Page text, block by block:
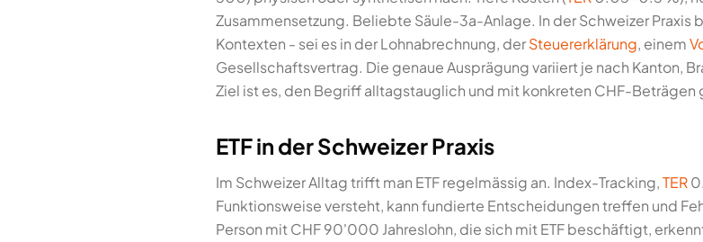
Zusammensetzung. Beliebte Säule-3a-Anlage. In der Schweizer Praxis
Kontexten - sei es in der Lohnabrechnung, derSteuererklärung, einem
Gesellschaftsvertrag. Die genaue Ausprägung variiert je nach Kanton,
Ziel ist es, den Begriff alltagstauglich und mit konkreten CHF-Beträgen
ETF in der Schweizer Praxis
Im Schweizer Alltag trifft man ETF regelmässig an. Index-Tracking,TER
Funktionsweise versteht, kann fundierte Entscheidungen treffen und
Person mit CHF 90'000 Jahreslohn, die sich mit ETF beschäftigt,